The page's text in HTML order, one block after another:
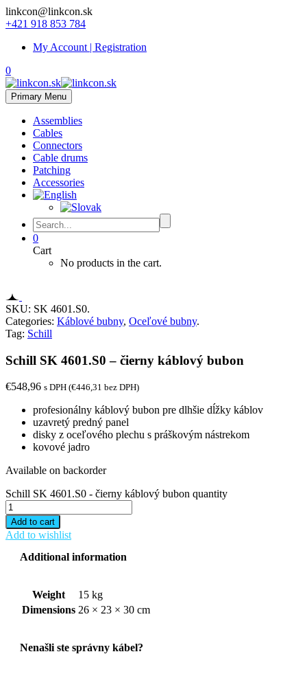
linkcon@linkcon.sk
+421 918 853 784
My Account | Registration
0
Primary Menu
Assemblies
Cables
Connectors
Cable drums
Patching
Accessories
0
Cart
No products in the cart.
SKU: SK 4601.S0.
Categories: Káblové bubny, Oceľové bubny.
Tag: Schill
Schill SK 4601.S0 – čierny káblový bubon
€548,96 s DPH (€446,31 bez DPH)
profesionálny káblový bubon pre dlhšie dĺžky káblov
uzavretý predný panel
disky z oceľového plechu s práškovým nástrekom
kovové jadro
Available on backorder
Schill SK 4601.S0 - čierny káblový bubon quantity
Add to cart
Add to wishlist
Additional information
Weight
15 kg
Dimensions 26 × 23 × 30 cm
Nenašli ste správny kábel?